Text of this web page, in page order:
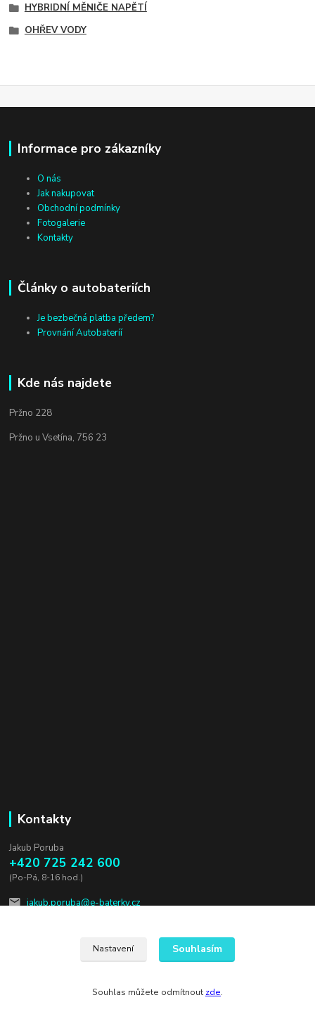
HYBRIDNÍ MĚNIČE NAPĚTÍ
OHŘEV VODY
Informace pro zákazníky
O nás
Jak nakupovat
Obchodní podmínky
Fotogalerie
Kontakty
Články o autobateriích
Je bezbečná platba předem?
Provnání Autobateríí
Kde nás najdete
Pržno 228
Pržno u Vsetína, 756 23
Kontakty
Jakub Poruba
+420 725 242 600
(Po-Pá, 8-16 hod.)
jakub.poruba@e-baterky.cz
Nastavení Souhlasím
Souhlas můžete odmítnout zde.